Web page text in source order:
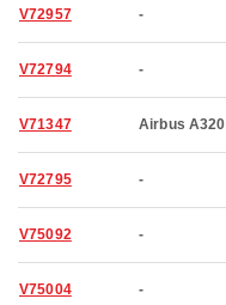
V72957 -
V72794 -
V71347 Airbus A320
V72795 -
V75092 -
V75004 -